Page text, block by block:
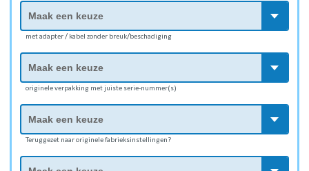
met adapter / kabel zonder breuk/beschadiging
originele verpakking met juiste serie-nummer(s)
Teruggezet naar originele fabrieksinstellingen?